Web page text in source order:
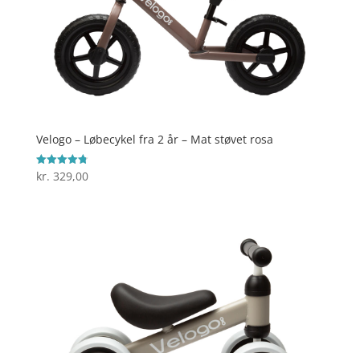
Velogo – Løbecykel fra 2 år – Mat støvet rosa
Vurderet
4.8
kr. 329,00